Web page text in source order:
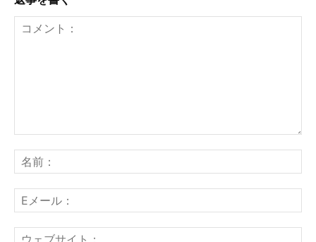
ン
ト：
前
メ
ー